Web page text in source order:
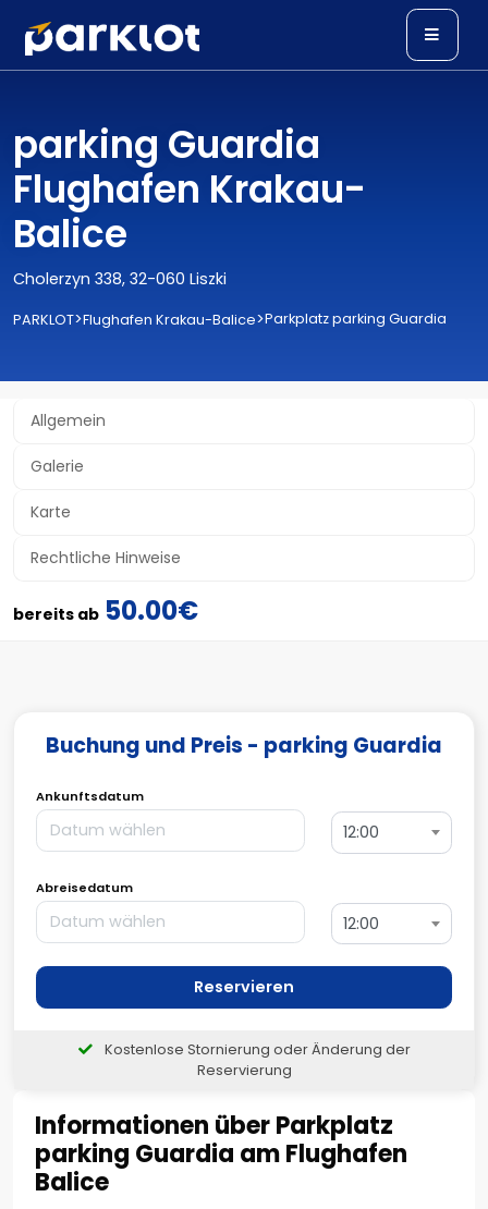
parking Guardia
Flughafen Krakau-
Balice
Cholerzyn 338, 32-060 Liszki
PARKLOT>Flughafen Krakau-Balice>Parkplatz parking Guardia
Allgemein
Galerie
Karte
Rechtliche Hinweise
bereits ab 50.00€
Informationen über Parkplatz
parking Guardia am Flughafen
Balice
Buchung und Preis - parking Guardia
Ankunftsdatum
12:00
Abreisedatum
12:00
Reservieren
Kostenlose Stornierung oder Änderung der
Reservierung